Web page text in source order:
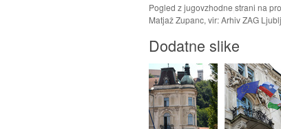
Pogled z jugovzhodne strani na
Matjaž Zupanc, vir: Arhiv ZAG
Dodatne slike